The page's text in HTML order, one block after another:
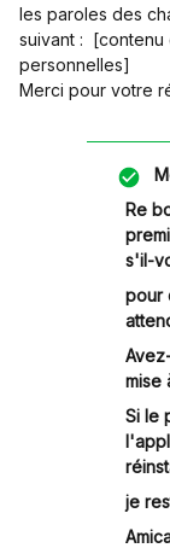
les paroles des
suivant :
personnelles]
Merci pour votre
Re
s'il-
pour
mise
Si le
je